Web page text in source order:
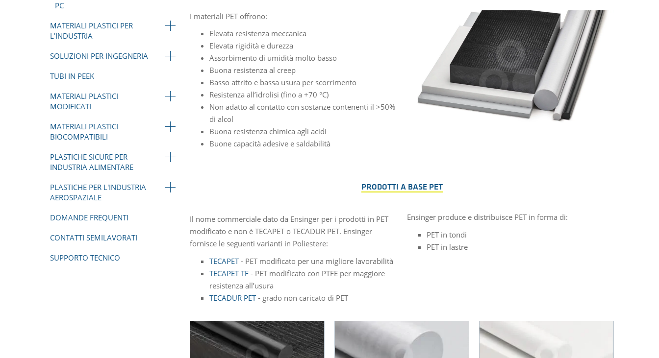
PC
MATERIALI PLASTICI PER
L'INDUSTRIA
SOLUZIONI PER INGEGNERIA
TUBI IN PEEK
MATERIALI PLASTICI
MODIFICATI
MATERIALI PLASTICI
BIOCOMPATIBILI
PLASTICHE SICURE PER
INDUSTRIA ALIMENTARE
PLASTICHE PER L'INDUSTRIA
AEROSPAZIALE
DOMANDE FREQUENTI
CONTATTI SEMILAVORATI
SUPPORTO TECNICO
I materiali PET offrono:
Elevata resistenza meccanica
Elevata rigidità e durezza
Assorbimento di umidità molto basso
Buona resistenza al creep
Basso attrito e bassa usura per scorrimento
Resistenza all’idrolisi (fino a +70 °C)
Non adatto al contatto con sostanze contenenti il >50%
di alcol
Buona resistenza chimica agli acidi
Buone capacità adesive e saldabilità
PRODOTTI A BASE PET
Il nome commerciale dato da Ensinger per i prodotti in PET
modificato e non è TECAPET o TECADUR PET. Ensinger
fornisce le seguenti varianti in Poliestere:
TECAPET- PET modificato per una migliore lavorabilità
TECAPET TF - PET modificato con PTFE per maggiore
resistenza all’usura
TECADUR PET- grado non caricato di PET
Ensinger produce e distribuisce PET in forma di:
PET in tondi
PET in lastre